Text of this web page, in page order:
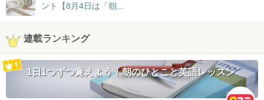
ント【8月4日は「朝...
連載ランキング
1日1つずつ覚えよう！朝のひとこと英語レッスン